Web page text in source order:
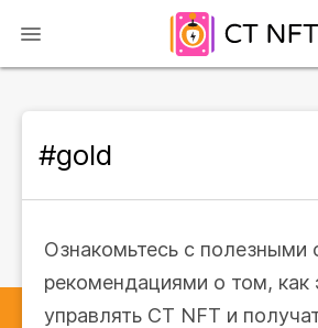
#gold
Ознакомьтесь с полезными
рекомендациями о том, как
управлять CT NFT и